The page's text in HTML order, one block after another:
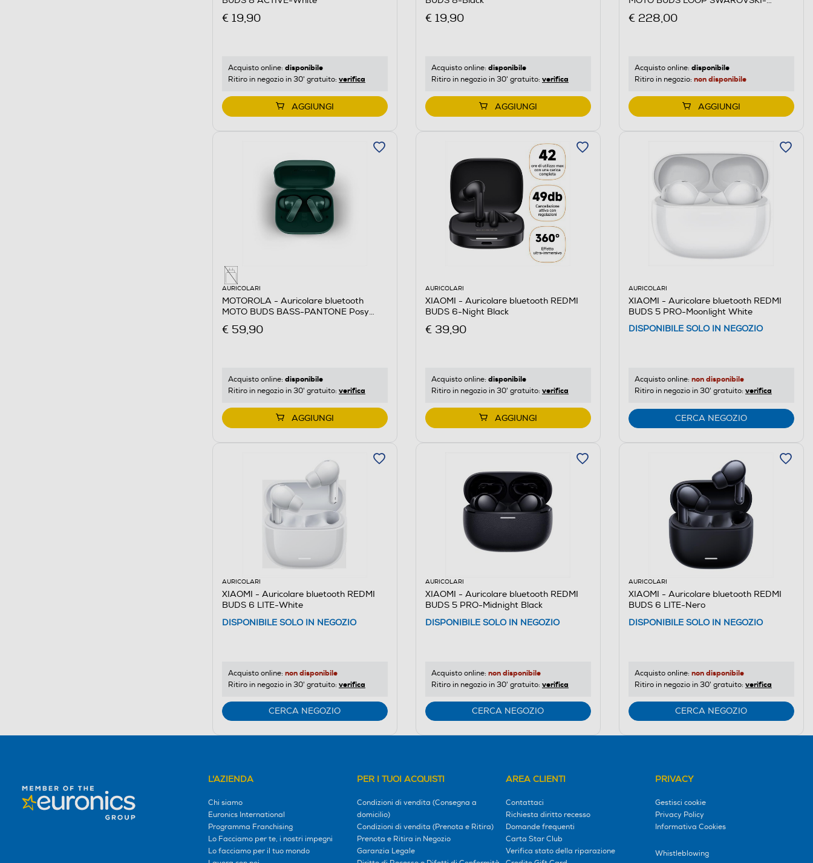
€ 19,90
Acquisto online: disponibile
Ritiro in negozio in 30' gratuito: verifica
AGGIUNGI
€ 19,90
Acquisto online: disponibile
Ritiro in negozio in 30' gratuito: verifica
AGGIUNGI
€ 228,00
Acquisto online: disponibile
Ritiro in negozio: non disponibile
AGGIUNGI
AURICOLARI
MOTOROLA - Auricolare bluetooth
MOTO BUDS BASS-PANTONE Posy
€ 59,90
Acquisto online: disponibile
Ritiro in negozio in 30' gratuito: verifica
AGGIUNGI
AURICOLARI
XIAOMI - Auricolare bluetooth REDMI
BUDS 6-Night Black
€ 39,90
Acquisto online: disponibile
Ritiro in negozio in 30' gratuito: verifica
AGGIUNGI
AURICOLARI
XIAOMI - Auricolare bluetooth REDMI
BUDS 5 PRO-Moonlight White
DISPONIBILE SOLO IN NEGOZIO
Acquisto online: non disponibile
Ritiro in negozio in 30' gratuito: verifica
CERCA NEGOZIO
AURICOLARI
XIAOMI - Auricolare bluetooth REDMI
BUDS 6 LITE-White
DISPONIBILE SOLO IN NEGOZIO
Acquisto online: non disponibile
Ritiro in negozio in 30' gratuito: verifica
CERCA NEGOZIO
AURICOLARI
XIAOMI - Auricolare bluetooth REDMI
BUDS 5 PRO-Midnight Black
DISPONIBILE SOLO IN NEGOZIO
Acquisto online: non disponibile
Ritiro in negozio in 30' gratuito: verifica
CERCA NEGOZIO
AURICOLARI
XIAOMI - Auricolare bluetooth REDMI
BUDS 6 LITE-Nero
DISPONIBILE SOLO IN NEGOZIO
Acquisto online: non disponibile
Ritiro in negozio in 30' gratuito: verifica
CERCA NEGOZIO
L'AZIENDA
Chi siamo
Euronics International
Programma Franchising
Lo Facciamo per te, i nostri impegni
Lo facciamo per il tuo mondo
PER I TUOI ACQUISTI
Condizioni di vendita (Consegna a
domicilio)
Condizioni di vendita (Prenota e Ritira)
Prenota e Ritira in Negozio
Garanzia Legale
AREA CLIENTI
Contattaci
Richiesta diritto recesso
Domande frequenti
Carta Star Club
Verifica stato della riparazione
PRIVACY
Gestisci cookie
Privacy Policy
Informativa Cookies
Whistleblowing